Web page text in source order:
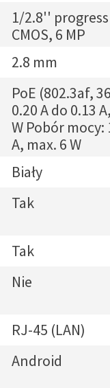
1/2.8''
CMOS, 6 MP
2.8 mm
PoE (802.3af,
0.20 A do 0.13
W Pobór mocy:
A, max. 6 W
Biały
Tak
Tak
Nie
RJ-45 (LAN)
Android